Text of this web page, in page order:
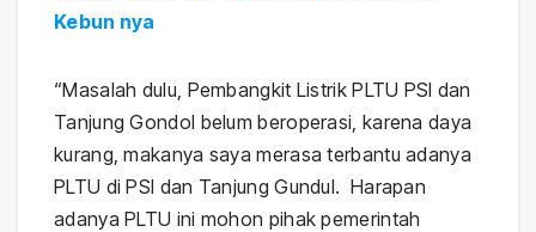
Kebun nya
“Masalah dulu, Pembangkit Listrik PLTU PSI dan
Tanjung Gondol belum beroperasi, karena daya
kurang, makanya saya merasa terbantu adanya
PLTU di PSI dan Tanjung Gundul. Harapan
adanya PLTU ini mohon pihak pemerintah